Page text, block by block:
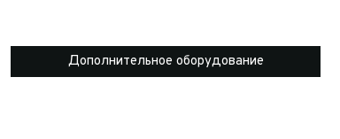
Дополнительное оборудование